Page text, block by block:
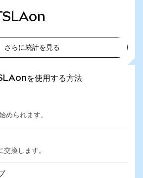
さらに統計を見る
を使用する方法
められます。
交換します。